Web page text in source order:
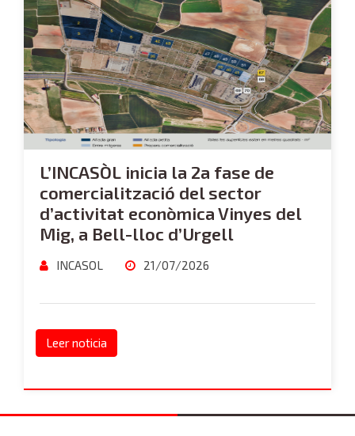
L’INCASÒL inicia la 2a fase de
comercialització del sector
d’activitat econòmica Vinyes del
Mig, a Bell-lloc d’Urgell
INCASOL 21/07/2026
Leer noticia